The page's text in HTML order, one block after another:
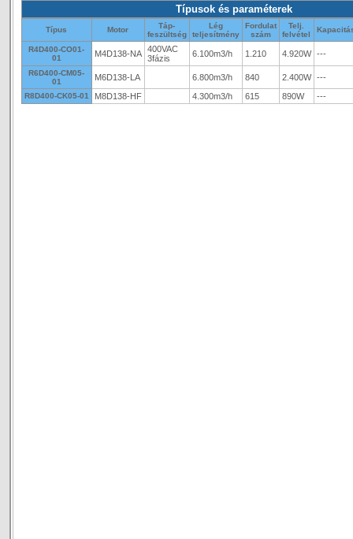
Típusok és paraméterek
Típus Motor
Táp-
feszültség
Lég
teljesítmény
Fordulat
szám
Telj.
felvétel
R4D400-CO01-
01
M4D138-NA 400VAC
3fázis
6.100m3/h 1.210 4.920W ---
R6D400-CM05-
01
M6D138-LA 6.800m3/h 840 2.400W ---
R8D400-CK05-01 M8D138-HF 4.300m3/h 615 890W ---